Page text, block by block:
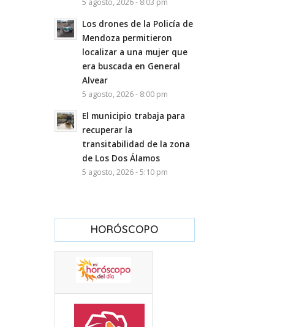
5 agosto, 2026 - 8:03 pm
Los drones de la Policía de
Mendoza permitieron
localizar a una mujer que
era buscada en General
Alvear
5 agosto, 2026 - 8:00 pm
El municipio trabaja para
recuperar la
transitabilidad de la zona
de Los Dos Álamos
5 agosto, 2026 - 5:10 pm
HORÓSCOPO